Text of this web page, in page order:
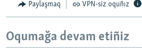
Paylaşmaq VPN-siz oquñız
Oqumağa devam etiñiz